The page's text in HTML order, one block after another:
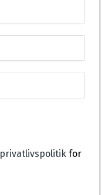
privatlivspolitik for